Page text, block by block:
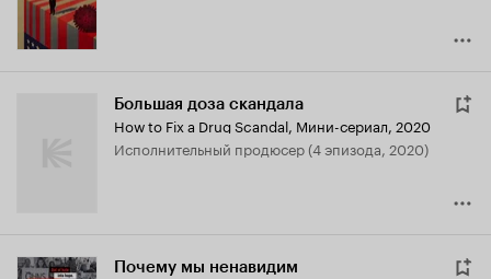
Большая доза скандала
How to Fix a Drug Scandal, Мини-сериал, 2020
исполнительный продюсер (4 эпизода, 2020)
Почему мы ненавидим